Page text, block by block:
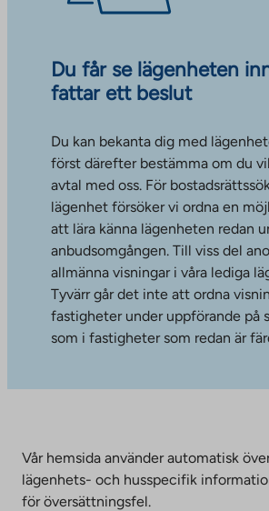
Du får se lägenheten
fattar ett beslut
Du kan bekanta dig med
först därefter bestämma om du
avtal med oss. För
lägenhet försöker vi ordna en
att lära känna lägenheten redan
anbudsomgången. Till viss del
allmänna visningar i våra lediga
Tyvärr går det inte att ordna
fastigheter under uppförande på
som i fastigheter som redan är
Vår hemsida använder automatisk
lägenhets- och husspecifik
för översättningsfel.